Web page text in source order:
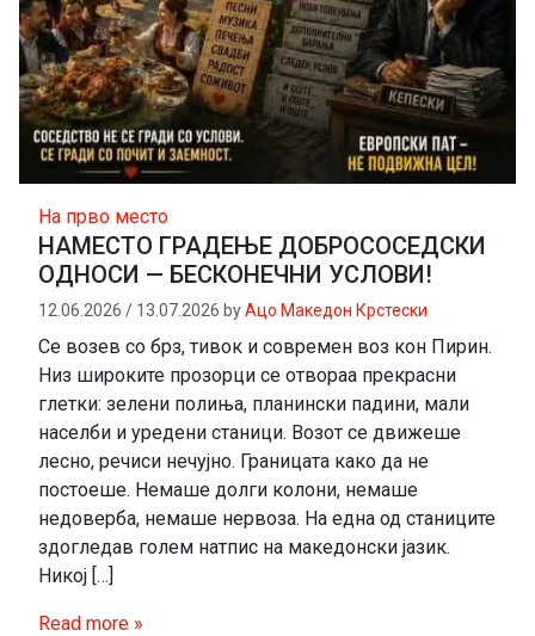
На прво место
НАМЕСТО ГРАДЕЊЕ ДОБРОСОСЕДСКИ
ОДНОСИ — БЕСКОНЕЧНИ УСЛОВИ!
12.06.2026 / 13.07.2026 byАцо Македон Крстески
Се возев со брз, тивок и современ воз кон Пирин.
Низ широките прозорци се отвораа прекрасни
глетки: зелени полиња, планински падини, мали
населби и уредени станици. Возот се движеше
лесно, речиси нечујно. Границата како да не
постоеше. Немаше долги колони, немаше
недоверба, немаше нервоза. На една од станиците
здогледав голем натпис на македонски јазик.
Никој […]
Read more »